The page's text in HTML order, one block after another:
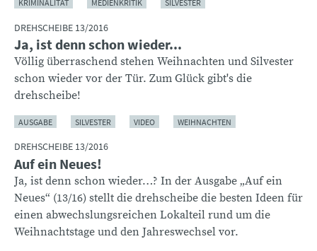
KRIMINALITÄT MEDIENKRITIK SILVESTER
DREHSCHEIBE 13/2016
Ja, ist denn schon wieder...
Völlig überraschend stehen Weihnachten und Silvester
schon wieder vor der Tür. Zum Glück gibt's die
drehscheibe!
AUSGABE SILVESTER VIDEO WEIHNACHTEN
DREHSCHEIBE 13/2016
Auf ein Neues!
Ja, ist denn schon wieder…? In der Ausgabe „Auf ein
Neues“ (13/16) stellt die drehscheibe die besten Ideen für
einen abwechslungsreichen Lokalteil rund um die
Weihnachtstage und den Jahreswechsel vor.